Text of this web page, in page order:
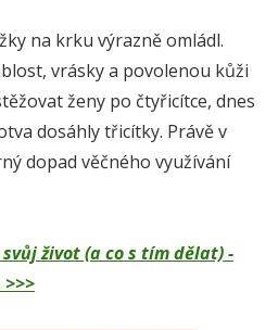
na krku výrazně omládl.
vrásky a povolenou kůži
ženy po čtyřicítce, dnes
dosáhly třicítky. Právě v
dopad věčného využívání
život (a co s tím dělat) -
>>>